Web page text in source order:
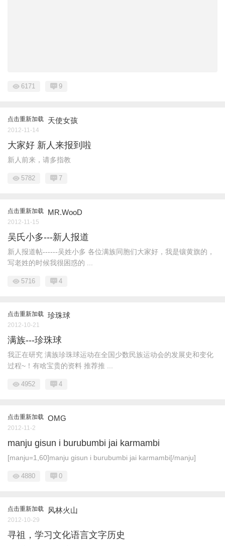
6171 9
点击重新加载 天使女孩
2012-11-14
大家好 新人来报到啦
新人前来，请多指教
5782 7
点击重新加载 MR.WooD
2012-11-15
吴氏小多---新人报道
新人报道帖------吴姓小多 各位满族同胞们大家好，我是镶黄旗的，
写老姓的时候我很困惑的 ...
5716 4
点击重新加载 珍珠球
2012-10-21
满族---珍珠球
我正在研究 满族珍珠球运动在全国少数民族运动会的发展史和变化
过程~！有啥宝贵的资料 推荐推 ...
4952 4
点击重新加载 OMG
2012-11-2
manju gisun i burubumbi jai karmambi
[manju=1,60]manju gisun i burubumbi jai karmambi[/manju]
4880 0
点击重新加载 风林火山
2012-10-29
寻祖，学习文化语言文字历史